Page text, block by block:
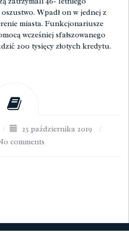
Wpadł on w jednej z
miasta. Funkcjonariusze
wcześniej sfałszowanego
200 tysięcy złotych kredytu.
/ 25 października 2019
/
comments